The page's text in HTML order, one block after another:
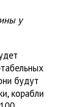
у
будут
корабли